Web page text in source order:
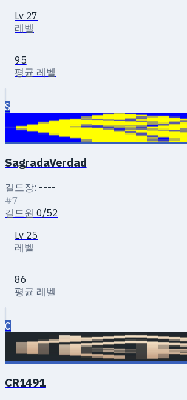
Lv 27
레벨
95
평균 레벨
S
SagradaVerdad
길드장: ----
#7
길드원 0/52
Lv 25
레벨
86
평균 레벨
C
CR1491